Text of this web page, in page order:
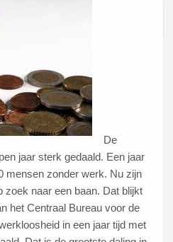
De
jaar sterk gedaald. Een jaar
mensen zonder werk. Nu zijn
zoek naar een baan. Dat blijkt
het Centraal Bureau voor de
in een jaar tijd met